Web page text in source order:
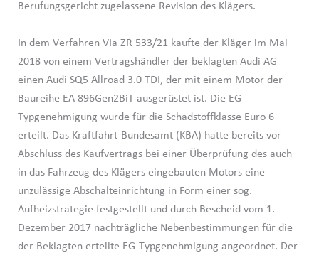
Berufungsgericht zugelassene Revision des Klägers.
In dem Verfahren VIa ZR 533/21 kaufte der Kläger im Mai
2018 von einem Vertragshändler der beklagten Audi AG
einen Audi SQ5 Allroad 3.0 TDI, der mit einem Motor der
Baureihe EA 896Gen2BiT ausgerüstet ist. Die EG-
Typgenehmigung wurde für die Schadstoffklasse Euro 6
erteilt. Das Kraftfahrt-Bundesamt (KBA) hatte bereits vor
Abschluss des Kaufvertrags bei einer Überprüfung des auch
in das Fahrzeug des Klägers eingebauten Motors eine
unzulässige Abschalteinrichtung in Form einer sog.
Aufheizstrategie festgestellt und durch Bescheid vom 1.
Dezember 2017 nachträgliche Nebenbestimmungen für die
der Beklagten erteilte EG-Typgenehmigung angeordnet. Der